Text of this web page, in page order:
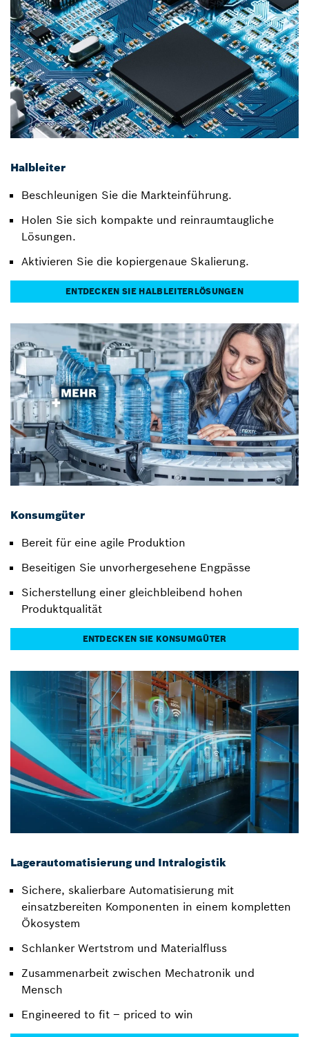
Halbleiter
Beschleunigen Sie die Markteinführung.
Holen Sie sich kompakte und reinraumtaugliche
Lösungen.
Aktivieren Sie die kopiergenaue Skalierung.
ENTDECKEN SIE HALBLEITERLÖSUNGEN
Konsumgüter
Bereit für eine agile Produktion
Beseitigen Sie unvorhergesehene Engpässe
Sicherstellung einer gleichbleibend hohen
Produktqualität
ENTDECKEN SIE KONSUMGÜTER
Lagerautomatisierung und Intralogistik
Sichere, skalierbare Automatisierung mit
einsatzbereiten Komponenten in einem kompletten
Ökosystem
Schlanker Wertstrom und Materialfluss
Zusammenarbeit zwischen Mechatronik und
Mensch
Engineered to fit – priced to win